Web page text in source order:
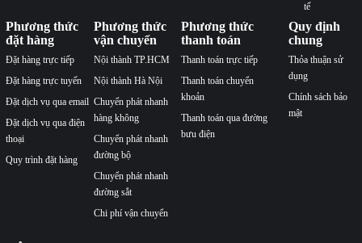
tế
Phương thức
đặt hàng
Đặt hàng trực tiếp
Đặt hàng trực tuyến
Đặt dịch vụ qua email
Đặt dịch vụ qua điện
thoại
Quy trình đặt hàng
Phương thức
vận chuyển
Nội thành TP.HCM
Nội thành Hà Nội
Chuyển phát nhanh
hàng không
Chuyển phát nhanh
đường bộ
Chuyển phát nhanh
đường sắt
Chi phí vận chuyển
Phương thức
thanh toán
Thanh toán trực tiếp
Thanh toán chuyển
khoản
Thanh toán qua đường
bưu điện
Quy định
chung
Thỏa thuận sử
dụng
Chính sách bảo
mật